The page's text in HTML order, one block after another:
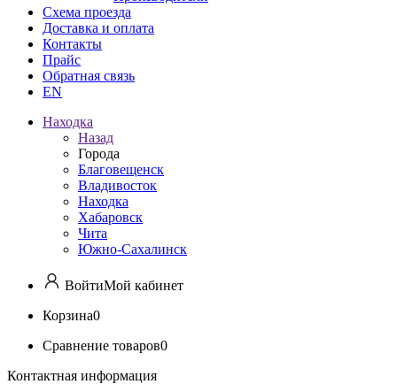
Схема проезда
Доставка и оплата
Контакты
Прайс
Обратная связь
EN
Находка
Назад
Города
Благовещенск
Владивосток
Находка
Хабаровск
Чита
Южно-Сахалинск
ВойтиМой кабинет
Корзина0
Сравнение товаров0
Контактная информация